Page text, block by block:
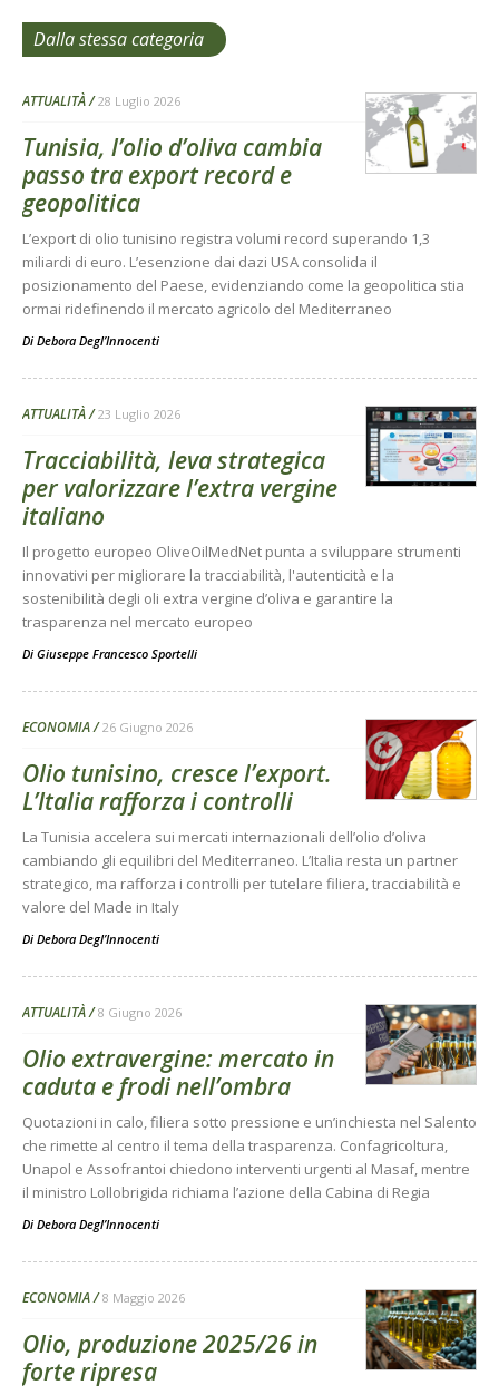
Dalla stessa categoria
ATTUALITÀ 28 Luglio 2026
Tunisia, l’olio d’oliva cambia
passo tra export record e
geopolitica
L’export di olio tunisino registra volumi record superando 1,3
miliardi di euro. L’esenzione dai dazi USA consolida il
posizionamento del Paese, evidenziando come la geopolitica stia
ormai ridefinendo il mercato agricolo del Mediterraneo
Di Debora Degl’Innocenti
ATTUALITÀ 23 Luglio 2026
Tracciabilità, leva strategica
per valorizzare l’extra vergine
italiano
Il progetto europeo OliveOilMedNet punta a sviluppare strumenti
innovativi per migliorare la tracciabilità, l'autenticità e la
sostenibilità degli oli extra vergine d’oliva e garantire la
trasparenza nel mercato europeo
Di Giuseppe Francesco Sportelli
ECONOMIA 26 Giugno 2026
Olio tunisino, cresce l’export.
L’Italia rafforza i controlli
La Tunisia accelera sui mercati internazionali dell’olio d’oliva
cambiando gli equilibri del Mediterraneo. L’Italia resta un partner
strategico, ma rafforza i controlli per tutelare filiera, tracciabilità e
valore del Made in Italy
Di Debora Degl’Innocenti
ATTUALITÀ 8 Giugno 2026
Olio extravergine: mercato in
caduta e frodi nell’ombra
Quotazioni in calo, filiera sotto pressione e un’inchiesta nel Salento
che rimette al centro il tema della trasparenza. Confagricoltura,
Unapol e Assofrantoi chiedono interventi urgenti al Masaf, mentre
il ministro Lollobrigida richiama l’azione della Cabina di Regia
Di Debora Degl’Innocenti
ECONOMIA 8 Maggio 2026
Olio, produzione 2025/26 in
forte ripresa